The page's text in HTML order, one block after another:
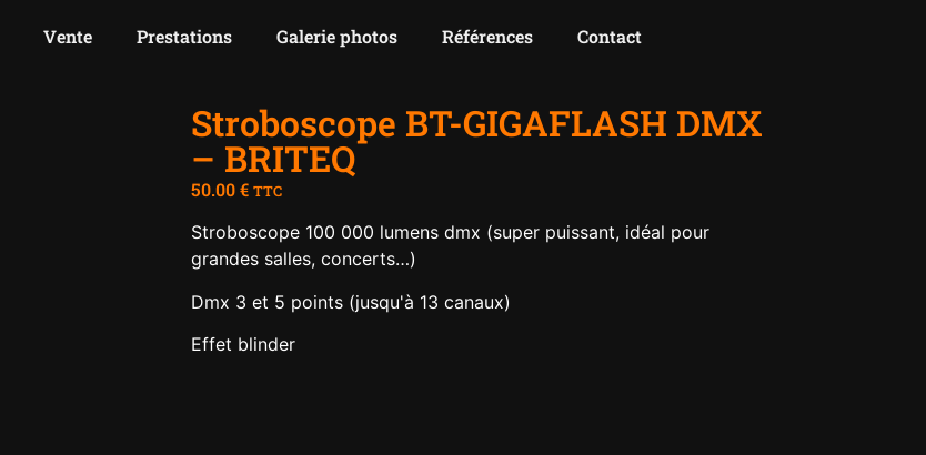
Vente Prestations Galerie photos Références Contact
Stroboscope BT-GIGAFLASH DMX
– BRITEQ
50.00€ TTC
Stroboscope 100 000 lumens dmx (super puissant, idéal pour
grandes salles, concerts…)
Dmx 3 et 5 points (jusqu'à 13 canaux)
Effet blinder